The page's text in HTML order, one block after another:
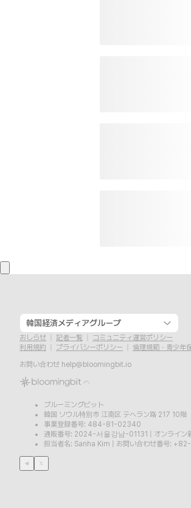
韓国経済メディアグループ
おしらせ 記者一覧
コミュニティ運営ポリシー
利用規約
プライバシーポリシー
倫理規範・青少年
お問い合わせ help@bloomingbit.io
ブルーミングビット
韓国 ソウル特別市 江南区 テヘラン路 217 10階
事業登録番号: 484-81-02340
通販番号: 2024-서울강남-01131
オンライ
担当者名: Sanha Kim
お問い合わせ番号: